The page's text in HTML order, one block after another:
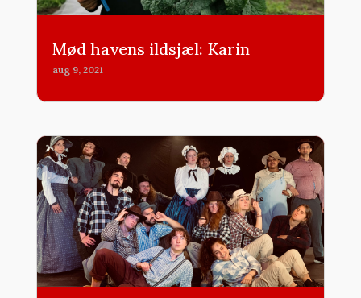
Mød havens ildsjæl: Karin
aug 9, 2021